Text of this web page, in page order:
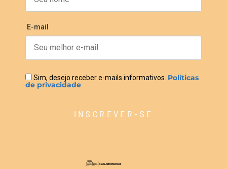
E-mail
Sim, desejo receber e-mails informativos. Políticas
de privacidade
INSCREVER-SE